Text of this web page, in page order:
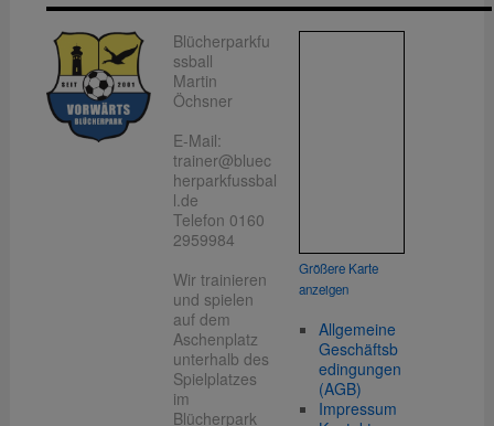
Blücherparkfu
ssball
Martin
Öchsner
E-Mail:
trainer@bluec
herparkfussbal
l.de
Telefon 0160
2959984
Wir trainieren
und spielen
auf dem
Aschenplatz
unterhalb des
Spielplatzes
im
Blücherpark
Größere Karte
anzeigen
Allgemeine
Geschäftsb
edingungen
(AGB)
Impressum